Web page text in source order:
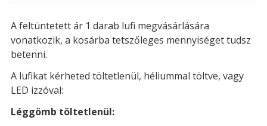
A feltüntetett ár 1 darab lufi megvásárlására
vonatkozik, a kosárba tetszőleges mennyiséget tudsz
betenni.
A lufikat kérheted töltetlenül, héliummal töltve, vagy
LED izzóval:
Léggömb töltetlenül: